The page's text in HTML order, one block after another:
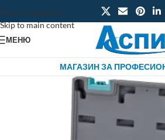
Skip to navigation
Skip to main content
МЕНЮ
МАГАЗИН ЗА